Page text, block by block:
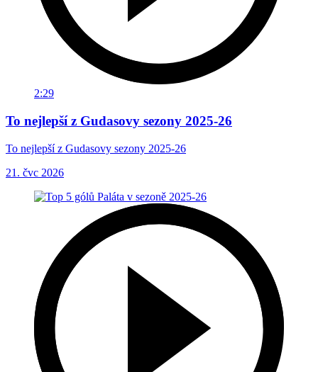
2:29
To nejlepší z Gudasovy sezony 2025-26
To nejlepší z Gudasovy sezony 2025-26
21. čvc 2026